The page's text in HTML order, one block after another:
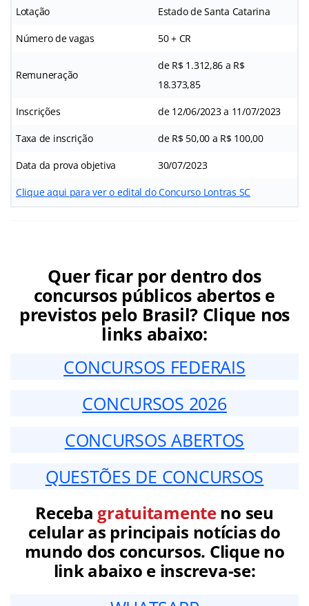
Lotação Estado de Santa Catarina
Número de vagas 50 + CR
Remuneração
de R$ 1.312,86 a R$
18.373,85
Inscrições de 12/06/2023 a 11/07/2023
Taxa de inscrição de R$ 50,00 a R$ 100,00
Data da prova objetiva 30/07/2023
Clique aqui para ver o edital do Concurso Lontras SC
Quer ficar por dentro dos
concursos públicos abertos e
previstos pelo Brasil? Clique nos
links abaixo:
CONCURSOS FEDERAIS
CONCURSOS 2026
CONCURSOS ABERTOS
QUESTÕES DE CONCURSOS
Receba gratuitamenteno seu
celular as principais notícias do
mundo dos concursos. Clique no
link abaixo e inscreva-se: